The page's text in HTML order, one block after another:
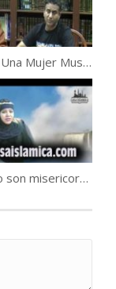
Casar Con Una Mujer Musulmana.
Los que no son misericordiosos ..